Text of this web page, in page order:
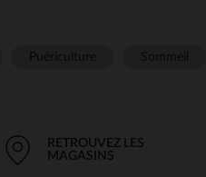
RETROUVEZ LES
MAGASINS